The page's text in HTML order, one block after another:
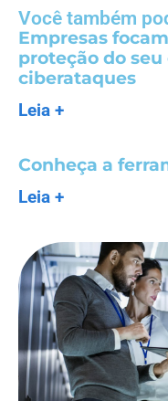
Você também
Empresas
proteção do
ciberataques
Leia +
Conheça a
Leia +